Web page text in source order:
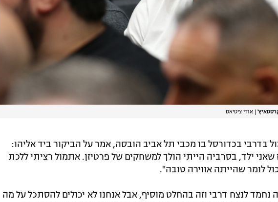
| אודי ציטיאט
בדרבי בכדורסל בו מכבי תל אביב הובסה, אמר על הביקור ביד אליהו:
שאני ילד, בסרביה הייתי הולך למשחקים של פרטיזן. אתמול רציתי ללכת
לומר שהייתה אווירה טובה".
נחמד לנצח דרבי וזה בהחלט מוסיף, אבל אנחנו לא יכולים להסתכל על מה